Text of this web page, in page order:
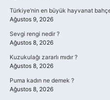
Türkiye’nin en büyük hayvanat
Ağustos 9, 2026
Sevgi rengi nedir ?
Ağustos 8, 2026
Kuzukulağı zararlı mıdır ?
Ağustos 8, 2026
Puma kadın ne demek ?
Ağustos 8, 2026